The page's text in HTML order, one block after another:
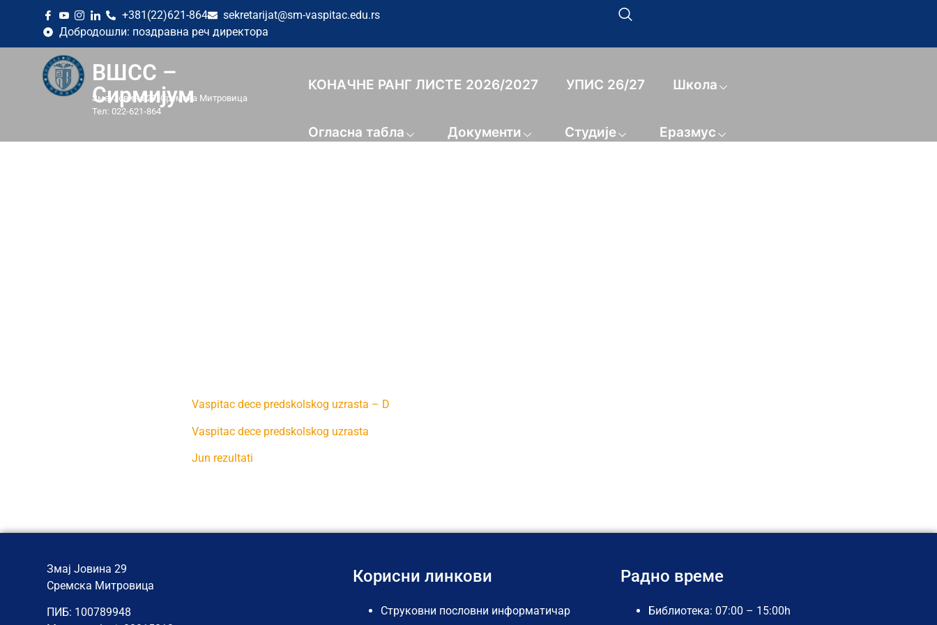
+381(22)621-864
sekretarijat@sm-vaspitac.edu.rs
Добродошли: поздравна реч директора
ВШСС –
Сирмијум
Змај Јовина 29, Сремска Митровица
Тел: 022-621-864
КОНАЧНЕ РАНГ ЛИСТЕ 2026/2027 УПИС 26/27 Школа
Огласна табла Документи Студије Еразмус
Vaspitac dece predskolskog uzrasta – D
Vaspitac dece predskolskog uzrasta
Jun rezultati
Змај Јовина 29
Сремска Митровица
ПИБ: 100789948
Корисни линкови
Струковни пословни информатичар
Радно време
Библиотека: 07:00 – 15:00h